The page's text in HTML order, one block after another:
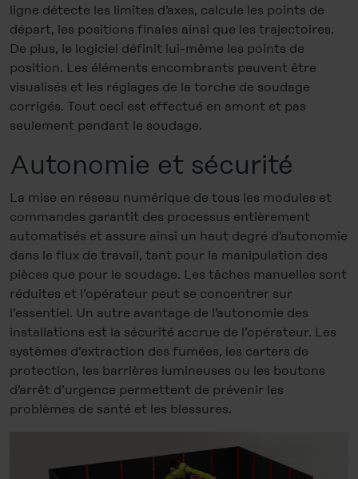
ligne détecte les limites d’axes, calcule les points de
départ, les positions finales ainsi que les trajectoires.
De plus, le logiciel définit lui-même les points de
position. Les éléments encombrants peuvent être
visualisés et les réglages de la torche de soudage
corrigés. Tout ceci est effectué en amont et pas
seulement pendant le soudage.
Autonomie et sécurité
La mise en réseau numérique de tous les modules et
commandes garantit des processus entièrement
automatisés et assure ainsi un haut degré d’autonomie
dans le flux de travail, tant pour la manipulation des
pièces que pour le soudage. Les tâches manuelles sont
réduites et l’opérateur peut se concentrer sur
l’essentiel. Un autre avantage de l’autonomie des
installations est la sécurité accrue de l’opérateur. Les
systèmes d’extraction des fumées, les carters de
protection, les barrières lumineuses ou les boutons
d’arrêt d’urgence permettent de prévenir les
problèmes de santé et les blessures.